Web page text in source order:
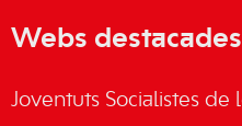
Webs destacades
Joventuts Socialistes de